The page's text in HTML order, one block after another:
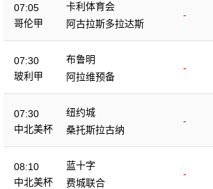
07:05
哥伦甲
卡利体育会
-
阿古拉斯多拉达斯
07:30
玻利甲
布鲁明
-
阿拉维预备
07:30
中北美杯
纽约城
-
桑托斯拉古纳
08:10
中北美杯
蓝十字
-
费城联合